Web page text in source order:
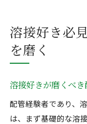
溶接好き必
を磨く
溶接好きが磨くべ
配管経験者であり、
は、まず基礎的な溶